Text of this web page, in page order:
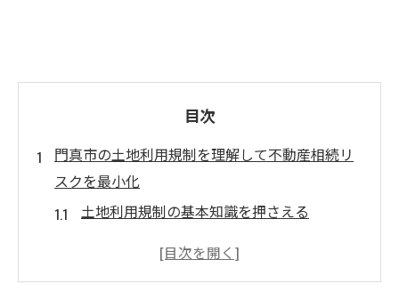
目次
門真市の土地利用規制を理解して不動産相続リ
スクを最小化
土地利用規制の基本知識を押さえる
門真市の具体的な土地利用規制のポイント